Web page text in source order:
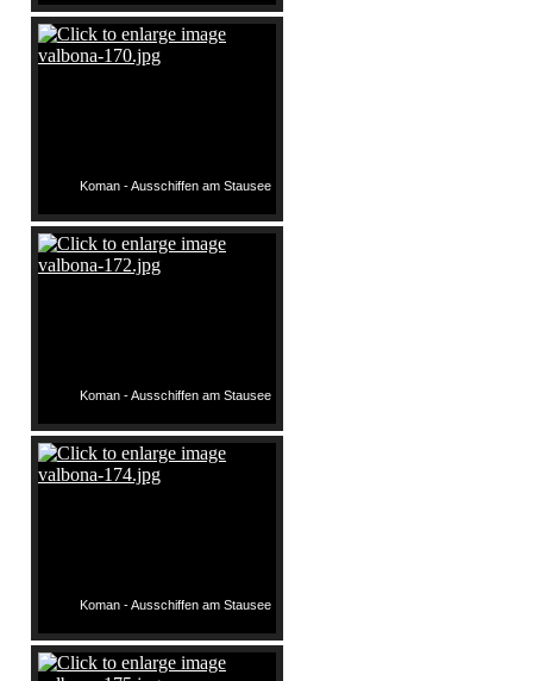
Koman - Ausschiffen am Stausee
Koman - Ausschiffen am Stausee
Koman - Ausschiffen am Stausee